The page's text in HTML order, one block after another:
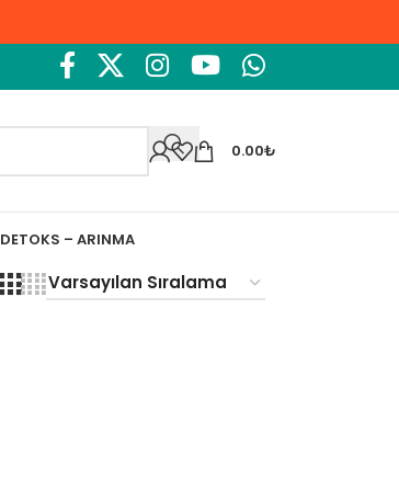
0.00₺
DETOKS – ARINMA